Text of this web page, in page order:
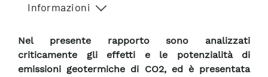
Informazioni
Nel presente rapporto sono analizzati
criticamente gli effetti e le potenzialità di
emissioni geotermiche di CO2, ed è presentata